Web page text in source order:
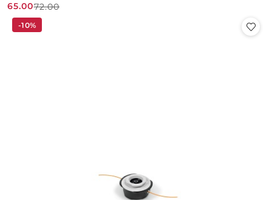
Cena
promocyjna:
65.00
Cena
przed
72.00
-10%